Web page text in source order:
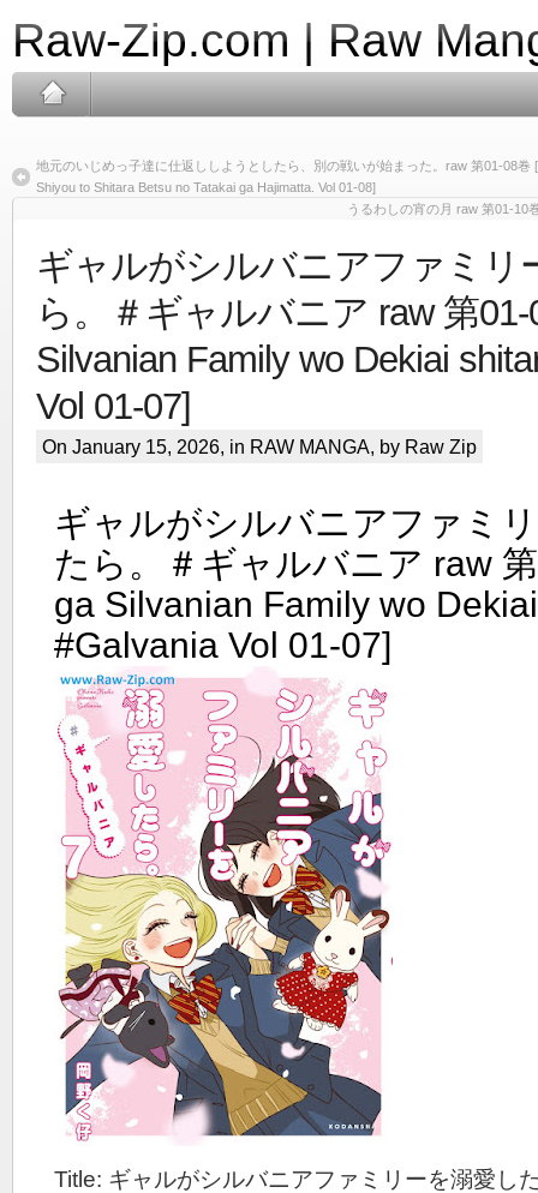
Raw-Zip.com | Raw
地元のいじめっ子達に仕返ししようとしたら、別の戦いが始まった。raw 第01-08巻
Shiyou to Shitara Betsu no Tatakai ga Hajimatta. Vol 01-08]
うるわしの宵の月 raw 第01-10
ギャルがシルバニアファミリ
ら。＃ギャルバニア raw 第01-
Silvanian Family wo Dekiai
Vol 01-07]
On January 15, 2026, in RAW MANGA, by Raw Zip
ギャルがシルバニアファミ
たら。＃ギャルバニア raw
ga Silvanian Family wo
#Galvania Vol 01-07]
Title: ギャルがシルバニアファミリーを溺愛し